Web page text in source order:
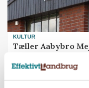
KULTUR
Tæller Aabybro